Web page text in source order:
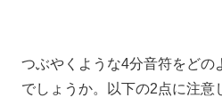
つぶやくような4分音符をどの
でしょうか。以下の2点に注意